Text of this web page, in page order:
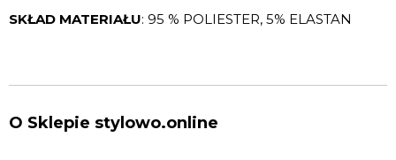
SKŁAD MATERIAŁU: 95 % POLIESTER, 5% ELASTAN
O Sklepie stylowo.online